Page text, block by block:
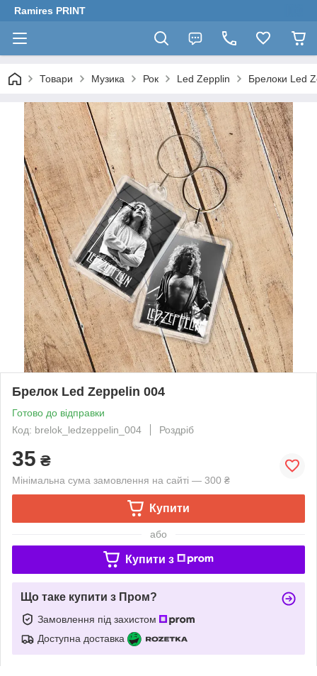
Ramires PRINT
Товари Музика Рок Led Zepplin Брелоки Led
Брелок Led Zeppelin 004
Готово до відправки
Код: brelok_ledzeppelin_004
Роздріб
35 ₴
Мінімальна сума замовлення на сайті — 300 ₴
Купити
або
Купити з
Що таке купити з Пром?
Замовлення під захистом
Доступна доставка